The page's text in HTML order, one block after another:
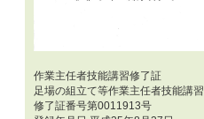
作業主任者技能講習修了証
足場の組立て等作業主任者技能講習
修了証番号第0011913号